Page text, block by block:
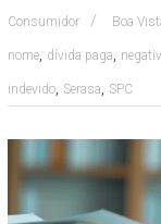
Consumidor Boa
nome, dívida paga,
indevido, Serasa, SPC